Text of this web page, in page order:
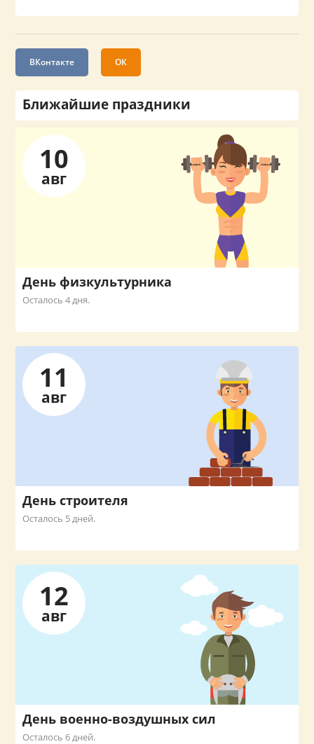
ВКонтакте ОК
Ближайшие праздники
10
авг
День физкультурника
Осталось 4 дня.
11
авг
День строителя
Осталось 5 дней.
12
авг
День военно-воздушных сил
Осталось 6 дней.